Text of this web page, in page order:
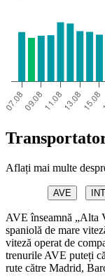
Aflați mai multe
AVE
AVE înseamnă „Alta
spaniolă de mare
viteză operat de
trenurile AVE puteți
rute către Madrid,